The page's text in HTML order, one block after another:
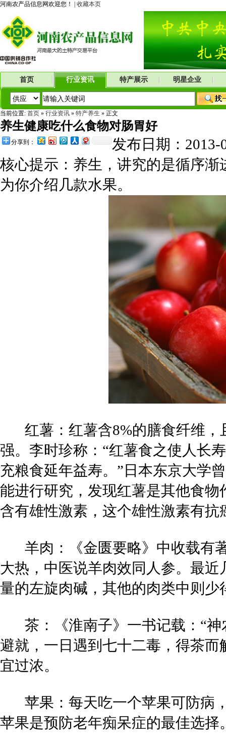
河南农产品信息网欢迎您！ | 收藏本页
首页 行业资讯 特产展示 明星企业
当前位置: 首页 » 行业资讯 » 特产养生 » 正文
养生健康吃什么食物对肠胃好
分享到：
发布日期：
核心提示：养生，讲究的是循序
为你介绍几款水果。
红薯：红薯含8%的膳食纤维，
强。李时珍称：“红薯食之使人
充粮食延年益寿。”日本东京大学
能进行研究，发现红薯是其他食
含有雄性激素，这个雄性激素有抗
羊肉：《金匮要略》中收载有
大热，中医说羊肉效同人参。最
量的左旋肉碱，其他的肉类中则少
茶：《淮南子》一书记载：“神
避就，一日遇到七十二毒，得茶
宜过浓。
苹果：每天吃一个苹果可防病
苹果是预防老年痴呆症的最佳选择